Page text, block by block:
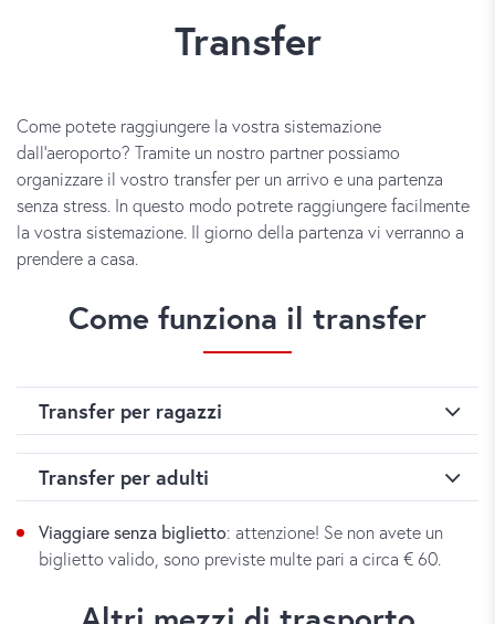
Transfer
Come potete raggiungere la vostra sistemazione
dall’aeroporto? Tramite un nostro partner possiamo
organizzare il vostro transfer per un arrivo e una partenza
senza stress. In questo modo potrete raggiungere facilmente
la vostra sistemazione. Il giorno della partenza vi verranno a
prendere a casa.
Come funziona il transfer
Transfer per ragazzi
Transfer per ragazzi
I corsisti che partecipano ai nostri corsi per ragazzi, sono
accolti da un collaboratore did, dalla famiglia ospitante o
aspetta dopo il ritiro bagagli o nella zona per i minorenni
Transfer per adulti
Transfer per adulti
Viaggiare senza biglietto: attenzione! Se non avete un
biglietto valido, sono previste multe pari a circa € 60.